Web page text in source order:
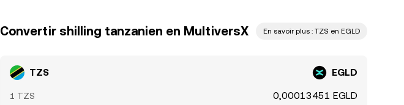
Convertir shilling tanzanien en MultiversX En savoir plus : TZS en EGLD
TZS EGLD
1 TZS 0,00013451 EGLD